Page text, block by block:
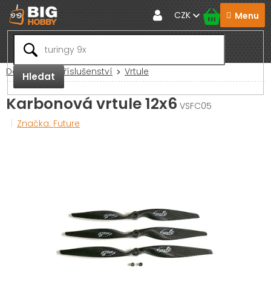
Přejít
na
obsah
Hledat
CZK
Domů RC Příslušenství Vrtule
Karbonová vrtule 12x6 VSFC05
Značka: Future